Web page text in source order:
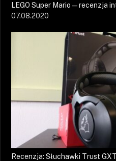
LEGO Super Mario — recenzja
07.08.2020
Recenzja: Słuchawki Trust